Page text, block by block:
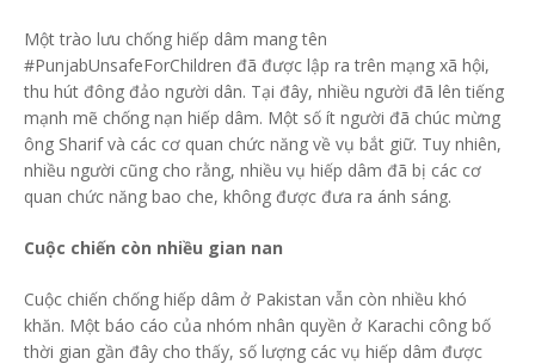
Một trào lưu chống hiếp dâm mang tên
#PunjabUnsafeForChildren đã được lập ra trên mạng xã hội,
thu hút đông đảo người dân. Tại đây, nhiều người đã lên tiếng
mạnh mẽ chống nạn hiếp dâm. Một số ít người đã chúc mừng
ông Sharif và các cơ quan chức năng về vụ bắt giữ. Tuy nhiên,
nhiều người cũng cho rằng, nhiều vụ hiếp dâm đã bị các cơ
quan chức năng bao che, không được đưa ra ánh sáng.
Cuộc chiến còn nhiều gian nan
Cuộc chiến chống hiếp dâm ở Pakistan vẫn còn nhiều khó
khăn. Một báo cáo của nhóm nhân quyền ở Karachi công bố
thời gian gần đây cho thấy, số lượng các vụ hiếp dâm được